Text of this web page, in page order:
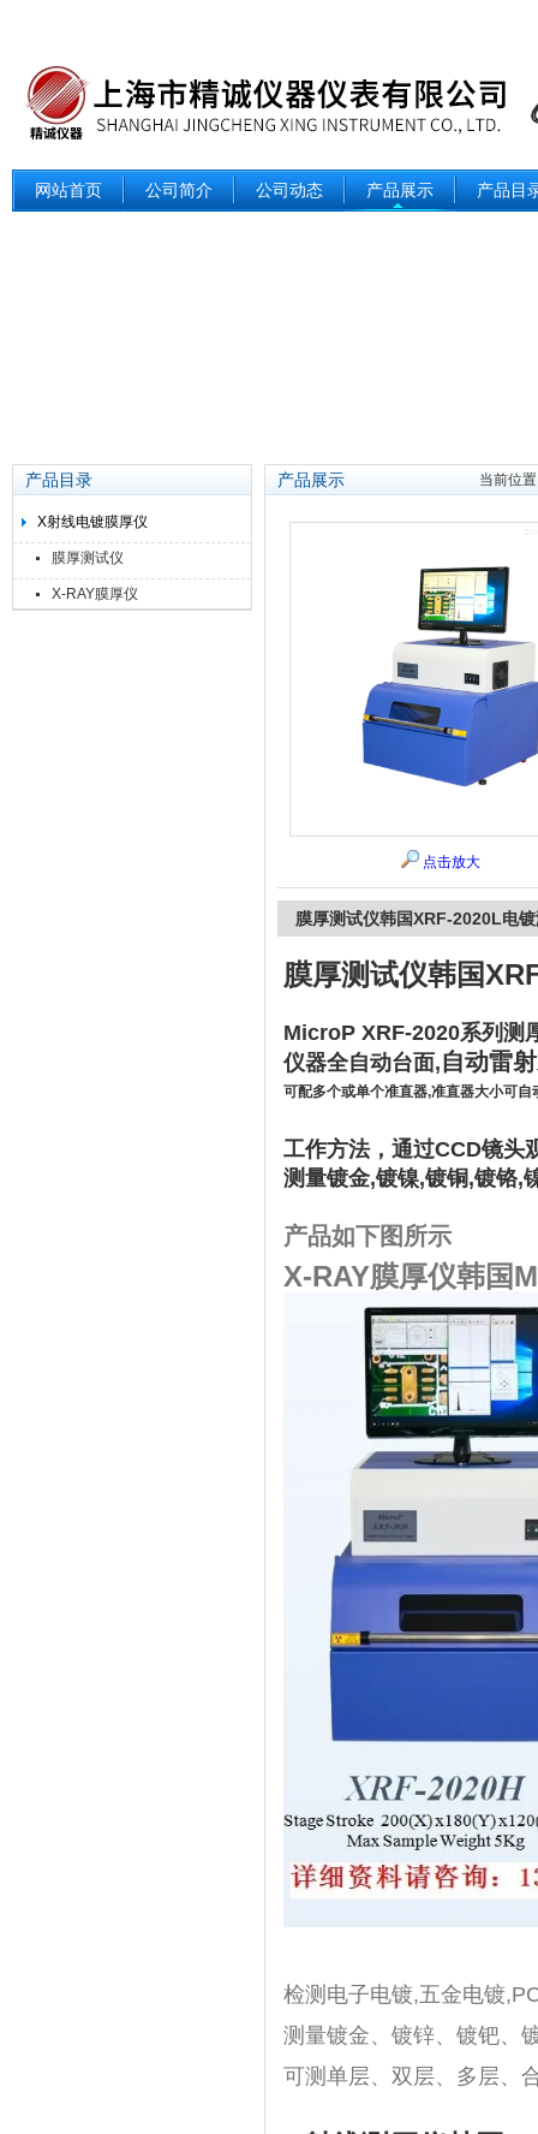
网站首页 公司简介 公司动态 产品展示 产品目
产品目录
X射线电镀膜厚仪
膜厚测试仪
X-RAY膜厚仪
产品展示 当前位
点击放大
膜厚测试仪韩国XRF-2020L电
膜厚测试仪韩国
MicroP XRF-2020系列测
仪器全自动台面,自动雷
可配多个或单个准直器,准直器大小可自
工作方法，通过CCD镜头
测量镀金,镀镍,镀铜,镀铬,
产品如下图所示
X-RAY膜厚仪韩国
检测电子电镀,五金电镀
测量镀金、镀锌、镀钯、
可测单层、双层、多层、